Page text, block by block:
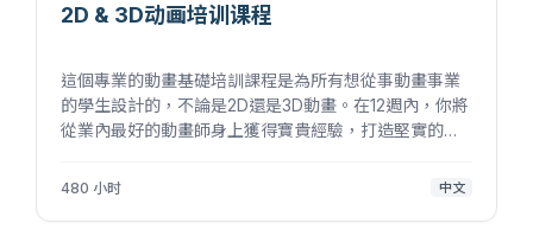
2D & 3D动画培训课程
這個專業的動畫基礎培訓課程是為所有想從事動畫事業
的學生設計的，不論是2D還是3D動畫。在12週內，你將
從業內最好的動畫師身上獲得寶貴經驗，打造堅實的動
動畫製作過程，最後涵蓋使用2D和3D工具實行動畫製
480 小时 中文